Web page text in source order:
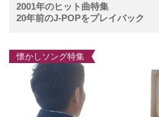
2001年のヒット曲特集
20年前のJ-POPをプレイバック
懐かしソング特集